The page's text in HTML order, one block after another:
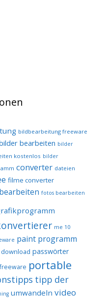
bildbearbeitung freeware
bearbeiten bilder
kostenlos bilder
converter dateien
filme converter
fotos bearbeiten
me 10
paint programm
passwörter
portable
tipp der
umwandeln video